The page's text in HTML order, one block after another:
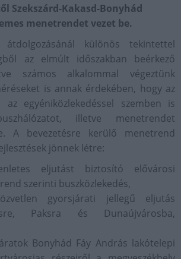
Szekszárd-Kakasd-Bonyhád
menetrendet vezet be.
különös tekintettel
az elmúlt időszakban beérkező
számos alkalommal végeztünk
is annak érdekében, hogy az
egyéniközlekedéssel szemben is
illetve menetrendet
A bevezetésre kerülő menetrend
jönnek létre:
eljutást biztosító elővárosi
szerinti buszközlekedés,
gyorsjárati jellegű eljutás
Paksra és Dunaújvárosba,
Bonyhád Fáy András lakótelepi